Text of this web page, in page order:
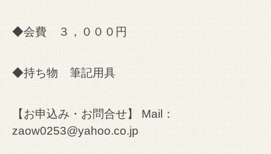
◆会費 ３，０００円
◆持ち物 筆記用具
【お申込み・お問合せ】 Mail：
zaow0253@yahoo.co.jp